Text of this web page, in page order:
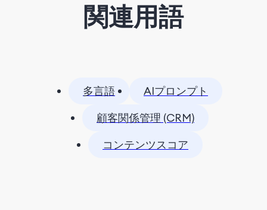
関連用語
多言語
AIプロンプト
顧客関係管理 (CRM)
コンテンツスコア